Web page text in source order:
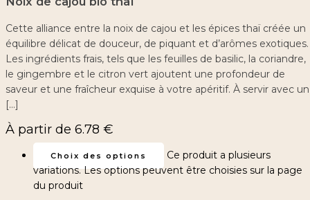
Cette alliance entre la noix de cajou et les épices thaï créée un
équilibre délicat de douceur, de piquant et d’arômes exotiques.
Les ingrédients frais, tels que les feuilles de basilic, la coriandre,
le gingembre et le citron vert ajoutent une profondeur de
saveur et une fraîcheur exquise à votre apéritif. À servir avec un
[…]
À partir de 6.78 €
Choix des options
Ce produit a plusieurs
variations. Les options peuvent être choisies sur la page
du produit